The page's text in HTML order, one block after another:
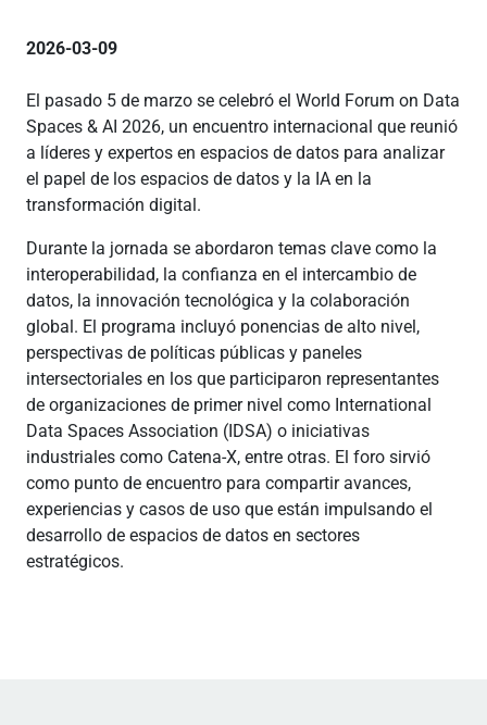
2026-03-09
El pasado 5 de marzo se celebró el World Forum on Data
Spaces & AI 2026, un encuentro internacional que reunió
a líderes y expertos en espacios de datos para analizar
el papel de los espacios de datos y la IA en la
transformación digital.
Durante la jornada se abordaron temas clave como la
interoperabilidad, la confianza en el intercambio de
datos, la innovación tecnológica y la colaboración
global. El programa incluyó ponencias de alto nivel,
perspectivas de políticas públicas y paneles
intersectoriales en los que participaron representantes
de organizaciones de primer nivel como International
Data Spaces Association (IDSA) o iniciativas
industriales como Catena-X, entre otras. El foro sirvió
como punto de encuentro para compartir avances,
experiencias y casos de uso que están impulsando el
desarrollo de espacios de datos en sectores
estratégicos.